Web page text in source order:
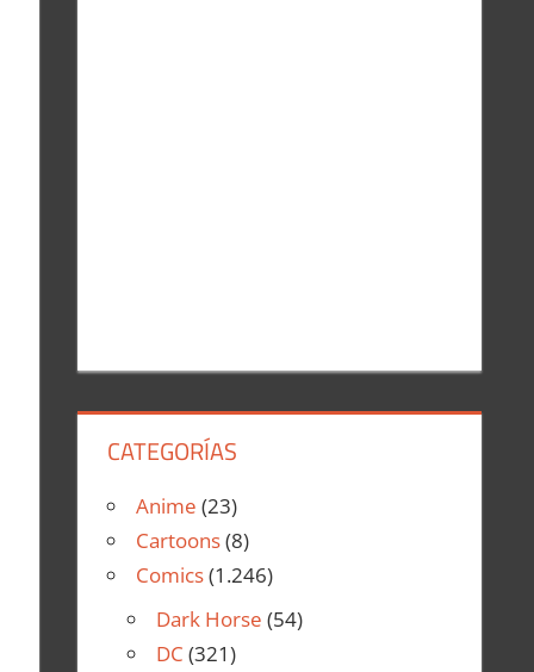
CATEGORÍAS
Anime (23)
Cartoons(8)
Comics(1.246)
Dark Horse (54)
DC (321)